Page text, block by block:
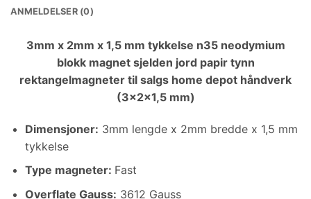
ANMELDELSER (0)
3mm x 2mm x 1,5 mm tykkelse n35 neodymium
blokk magnet sjelden jord papir tynn
rektangelmagneter til salgs home depot håndverk
(3x2x1,5 mm)
Dimensjoner: 3mm lengde x 2mm bredde x 1,5 mm
tykkelse
Type magneter: Fast
Overflate Gauss: 3612 Gauss